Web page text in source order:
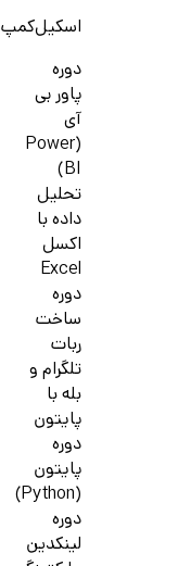
اسکیل‌کمپ
دوره
پاور بی
آی
(Power
BI)
تحلیل
داده با
اکسل
Excel
دوره
ساخت
ربات
تلگرام و
بله با
پایتون
دوره
پایتون
(Python)
دوره
لینکدین